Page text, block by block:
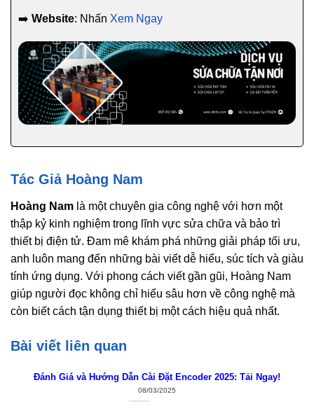
➡️ Website: Nhấn Xem Ngay
Tác Giả Hoàng Nam
Hoàng Nam là một chuyên gia công nghệ với hơn một
thập kỷ kinh nghiệm trong lĩnh vực sửa chữa và bảo trì
thiết bị điện tử. Đam mê khám phá những giải pháp tối ưu,
anh luôn mang đến những bài viết dễ hiểu, súc tích và giàu
tính ứng dụng. Với phong cách viết gần gũi, Hoàng Nam
giúp người đọc không chỉ hiểu sâu hơn về công nghệ mà
còn biết cách tận dụng thiết bị một cách hiệu quả nhất.
Bài viết liên quan
Đánh Giá và Hướng Dẫn Cài Đặt Encoder 2025: Tải Ngay!
08/03/2025